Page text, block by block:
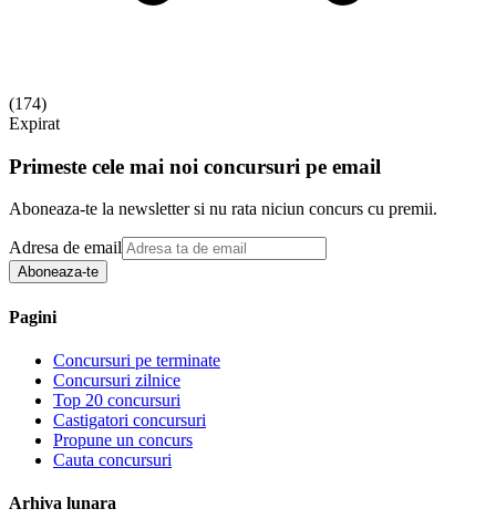
(174)
Expirat
Primeste cele mai noi concursuri pe email
Aboneaza-te la newsletter si nu rata niciun concurs cu premii.
Adresa de email
Aboneaza-te
Pagini
Concursuri pe terminate
Concursuri zilnice
Top 20 concursuri
Castigatori concursuri
Propune un concurs
Cauta concursuri
Arhiva lunara